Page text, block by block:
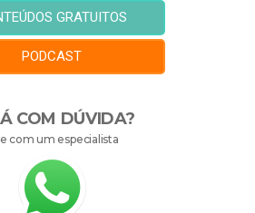
GRATUITOS
PODCAST
COM DÚVIDA?
com um especialista